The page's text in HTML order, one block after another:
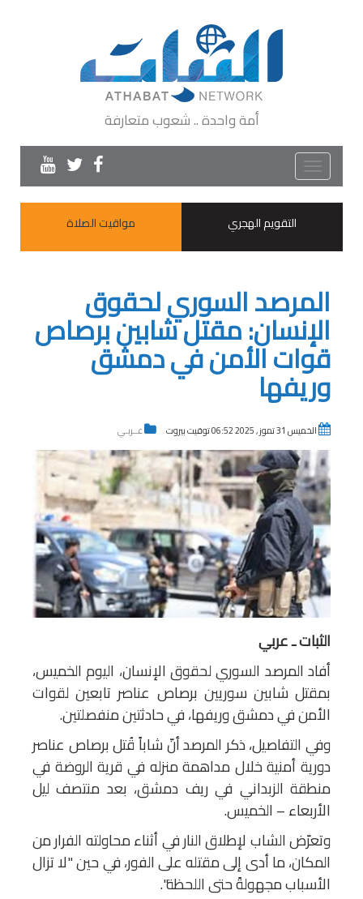
أمة واحدة .. شعوب متعارفة
Toggle
navigation
التقويم الهجري
مواقيت الصلاة
المرصد السوري لحقوق
الإنسان: مقتل شابين برصاص
قوات الأمن في دمشق
وريفها
الخميس 31 تموز , 2025 06:52 توقيت بيروت عــربـي
الثبات ـ عربي
أفاد المرصد السوري لحقوق الإنسان، اليوم الخميس،
بمقتل شابين سوريين برصاص عناصر تابعين لقوات
الأمن في دمشق وريفها، في حادثتين منفصلتين.
وفي التفاصيل، ذكر المرصد أنّ شاباً قُتل برصاص عناصر
دورية أمنية خلال مداهمة منزله في قرية الروضة في
منطقة الزبداني في ريف دمشق، بعد منتصف ليل
الأربعاء – الخميس.
وتعرّض الشاب لإطلاق النار في أثناء محاولته الفرار من
المكان، ما أدى إلى مقتله على الفور، في حين "لا تزال
الأسباب مجهولةً حتى اللحظة".